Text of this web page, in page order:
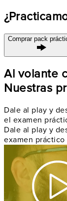
Comprar pack
Al volante
Nuestras
Dale al play y
el examen
Dale al play y
examen práctico